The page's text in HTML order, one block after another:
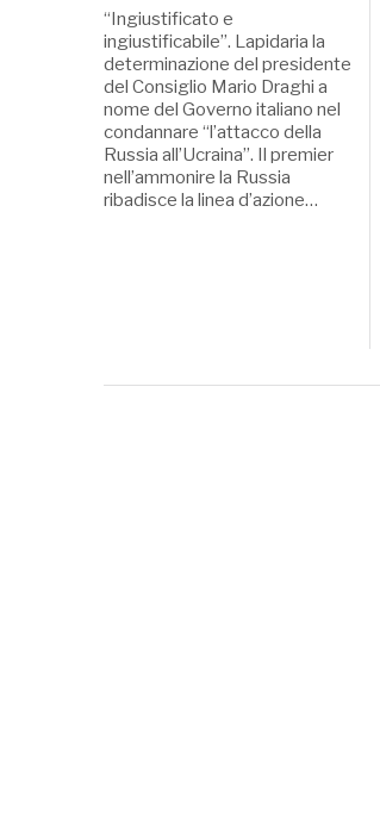
“Ingiustificato e
ingiustificabile”. Lapidaria la
determinazione del presidente
del Consiglio Mario Draghi a
nome del Governo italiano nel
condannare “l’attacco della
Russia all’Ucraina”. Il premier
nell’ammonire la Russia
ribadisce la linea d’azione…